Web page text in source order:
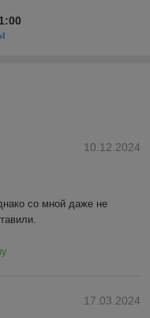
10.12.2024
со мной даже не
17.03.2024